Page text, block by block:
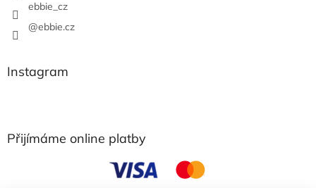
ebbie_cz
@ebbie.cz
Instagram
Přijímáme online platby